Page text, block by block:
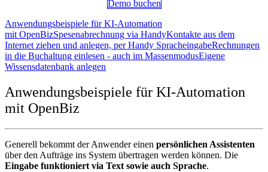
Demo bu​​​​chen
Anwendungsbeispiele für KI-Automation
mit OpenBizSpesenabrechnung via HandyKontakte aus dem
Internet ziehen und anlegen, per Handy SpracheingabeRechnungen
in die Buchaltung einlesen - auch im MassenmodusEigene
Wissensdatenbank anlegen
Anwendungsbeispiele für KI-Automation
mit OpenBiz
Generell bekommt der Anwender einen persönlichen Assistenten
über den Aufträge ins System übertragen werden können. Die
Eingabe funktioniert via Text sowie auch Sprache.